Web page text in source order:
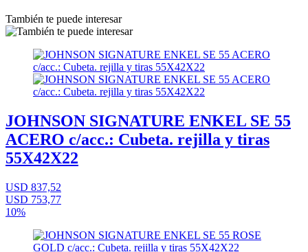
También te puede interesar
JOHNSON SIGNATURE ENKEL SE 55
ACERO c/acc.: Cubeta. rejilla y tiras
55X42X22
USD 837,52
USD 753,77
10%